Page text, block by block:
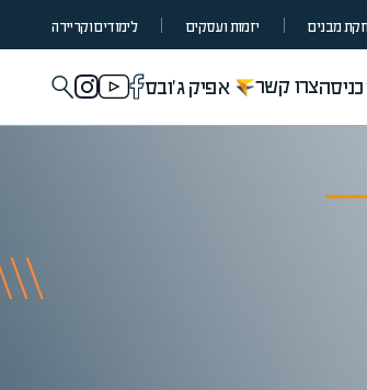
מבנים יזמות ועסקים לימודים וקריירה
כניסהצרו קשר אפיק ג'ובס